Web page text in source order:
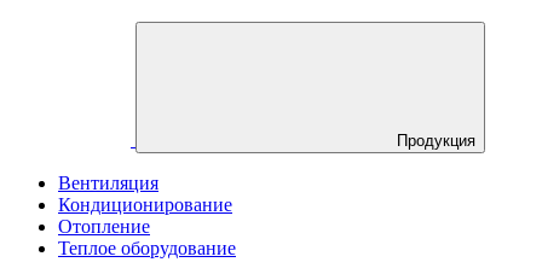
Продукция
Вентиляция
Кондиционирование
Отопление
Теплое оборудование